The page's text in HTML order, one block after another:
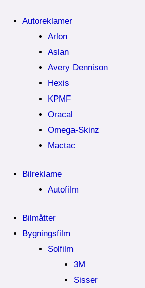
Autoreklamer
Arlon
Aslan
Avery Dennison
Hexis
KPMF
Oracal
Omega-Skinz
Mactac
Bilreklame
Autofilm
Bilmåtter
Bygningsfilm
Solfilm
3M
Sisser